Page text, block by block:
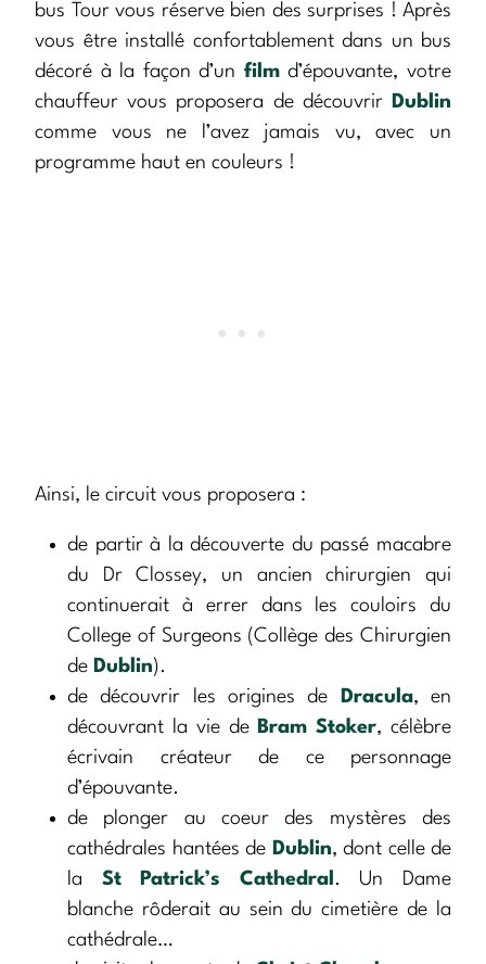
bus Tour vous réserve bien des surprises ! Après
vous être installé confortablement dans un bus
décoré à la façon d’un filmd’épouvante, votre
chauffeur vous proposera de découvrir
Dublin
comme vous ne l’avez jamais vu, avec un
programme haut en couleurs !
Ainsi, le circuit vous proposera :
de partir à la découverte du passé macabre
du Dr Clossey, un ancien chirurgien qui
continuerait à errer dans les couloirs du
College of Surgeons (Collège des Chirurgien
de Dublin).
de découvrir les origines de
Dracula, en
découvrant la vie de
Bram Stoker, célèbre
écrivain créateur de ce personnage
d’épouvante.
de plonger au coeur des mystères des
cathédrales hantées de Dublin, dont celle de
la St Patrick’s Cathedral . Un Dame
blanche rôderait au sein du cimetière de la
cathédrale…